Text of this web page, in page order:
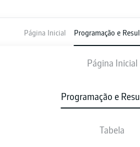
Página Inicial Programação e
Página Inicial
Programação e
Tabela
FRANKFURT
ESCALAÇÕES